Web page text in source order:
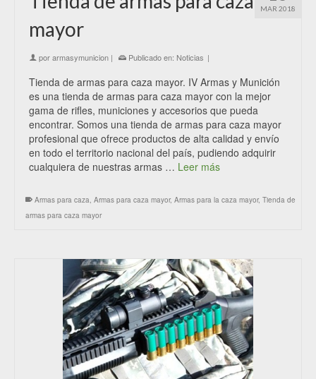
MAR 2018
mayor
porarmasymunicion | Publicado en: Noticias |
Tienda de armas para caza mayor. IV Armas y Munición
es una tienda de armas para caza mayor con la mejor
gama de rifles, municiones y accesorios que pueda
encontrar. Somos una tienda de armas para caza mayor
profesional que ofrece productos de alta calidad y envío
en todo el territorio nacional del país, pudiendo adquirir
cualquiera de nuestras armas … Leer más
Armas para caza, Armas para caza mayor, Armas para la caza mayor, Tienda de
armas para caza mayor